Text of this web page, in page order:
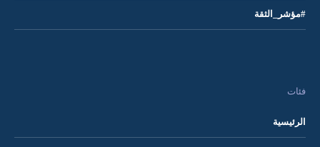
#مؤشر_الثقة
فئات
الرئيسية